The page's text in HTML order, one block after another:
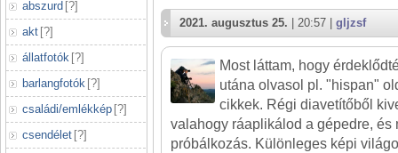
abszurd [?]
akt [?]
állatfotók [?]
barlangfotók [?]
családi/emlékkép [?]
csendélet [?]
2021. augusztus 25. | 20:57 | gljzsf
Most láttam, hogy
utána olvasol pl. "hispan"
cikkek. Régi diavetítőből
valahogy ráaplikálod a gépedre, és
próbálkozás. Különleges képi